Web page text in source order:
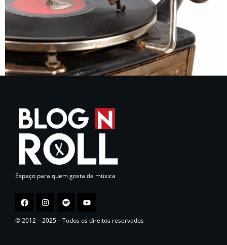
Espaço para quem gosta de música
© 2012 – 2025 – Todos os direitos reservados